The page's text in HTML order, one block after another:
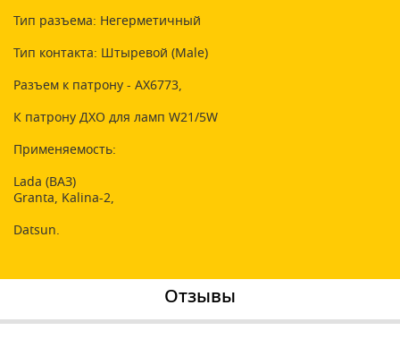
Тип разъема: Негерметичный
Тип контакта: Штыревой (Male)
Разъем к патрону - AX6773,
К патрону ДХО для ламп W21/5W
Применяемость:
Lada (ВАЗ)
Granta, Kalina-2,
Datsun.
Отзывы